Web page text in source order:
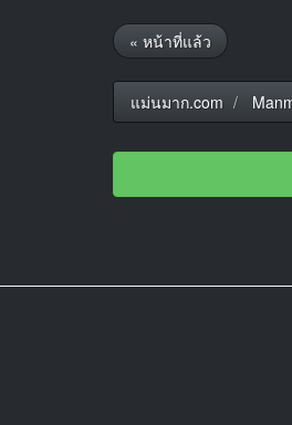
« หน้าที่แล้ว
แม่นมาก.com